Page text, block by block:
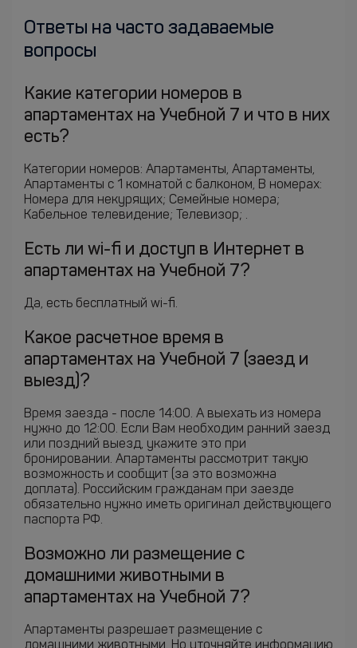
Ответы на часто задаваемые
вопросы
Какие категории номеров в
апартаментах на Учебной 7 и что в них
есть?
Категории номеров: Апартаменты, Апартаменты,
Апартаменты c 1 комнатой с балконом, В номерах:
Номера для некурящих; Семейные номера;
Кабельное телевидение; Телевизор; .
Есть ли wi-fi и доступ в Интернет в
апартаментах на Учебной 7?
Да, есть бесплатный wi-fi.
Какое расчетное время в
апартаментах на Учебной 7 (заезд и
выезд)?
Время заезда - после 14:00. А выехать из номера
нужно до 12:00. Если Вам необходим ранний заезд
или поздний выезд, укажите это при
бронировании. Апартаменты рассмотрит такую
возможность и сообщит (за это возможна
доплата). Российским гражданам при заезде
обязательно нужно иметь оригинал действующего
паспорта РФ.
Возможно ли размещение с
домашними животными в
апартаментах на Учебной 7?
Апартаменты разрешает размещение с